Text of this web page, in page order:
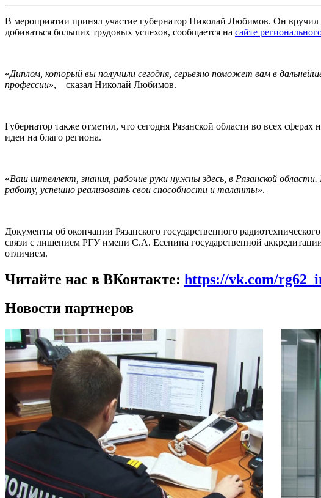
В мероприятии принял участие губернатор Николай Любимов. Он
добиваться больших трудовых успехов, сообщается на сайте
«Диплом, который вы получили сегодня, серьезно поможет вам в
профессии», – сказал Николай Любимов.
Губернатор также отметил, что сегодня Рязанской области во всех
идеи на благо региона.
«Ваш интеллект, знания, рабочие руки нужны здесь, в Рязанской
работу, успешно реализовать свои способности и таланты».
Документы об окончании Рязанского государственного
связи с лишением РГУ имени С.А. Есенина государственной
отличием.
Читайте нас в ВКонтакте: https://vk.com/
Новости партнеров